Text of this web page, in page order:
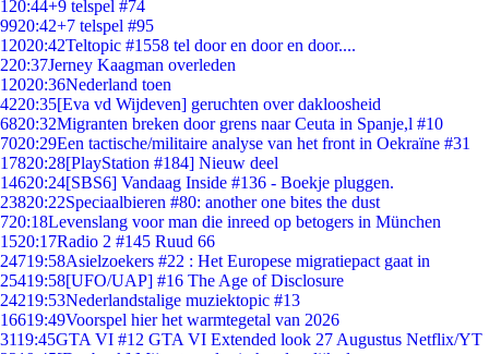
1 20:44+9 telspel #74
9920:42+7 telspel #95
12020:42Teltopic #1558 tel door en door en door....
220:37Jerney Kaagman overleden
12020:36Nederland toen
4220:35[Eva vd Wijdeven] geruchten over dakloosheid
6820:32Migranten breken door grens naar Ceuta in Spanje,l #10
7020:29Een tactische/militaire analyse van het front in Oekraïne #31
17820:28[PlayStation #184] Nieuw deel
14620:24[SBS6] Vandaag Inside #136 - Boekje pluggen.
23820:22Speciaalbieren #80: another one bites the dust
720:18Levenslang voor man die inreed op betogers in München
1520:17Radio 2 #145 Ruud 66
24719:58Asielzoekers #22 : Het Europese migratiepact gaat in
25419:58[UFO/UAP] #16 The Age of Disclosure
24219:53Nederlandstalige muziektopic #13
16619:49Voorspel hier het warmtegetal van 2026
3119:45GTA VI #12 GTA VI Extended look 27 Augustus Netflix/YT